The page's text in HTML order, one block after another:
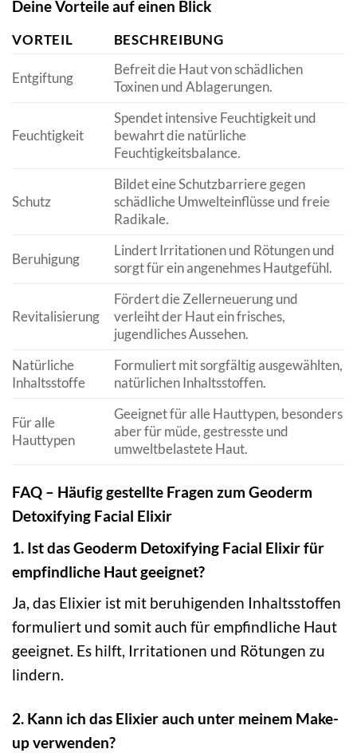
Deine Vorteile auf einen Blick
VORTEIL BESCHREIBUNG
Entgiftung
Befreit die Haut von schädlichen
Toxinen und Ablagerungen.
Feuchtigkeit
Spendet intensive Feuchtigkeit und
bewahrt die natürliche
Feuchtigkeitsbalance.
Schutz
Bildet eine Schutzbarriere gegen
schädliche Umwelteinflüsse und freie
Radikale.
Beruhigung
Lindert Irritationen und Rötungen und
sorgt für ein angenehmes Hautgefühl.
Revitalisierung
Fördert die Zellerneuerung und
verleiht der Haut ein frisches,
jugendliches Aussehen.
Natürliche
Inhaltsstoffe
Formuliert mit sorgfältig ausgewählten,
natürlichen Inhaltsstoffen.
Für alle
Hauttypen
Geeignet für alle Hauttypen, besonders
aber für müde, gestresste und
umweltbelastete Haut.
FAQ – Häufig gestellte Fragen zum Geoderm
Detoxifying Facial Elixir
1. Ist das Geoderm Detoxifying Facial Elixir für
empfindliche Haut geeignet?
Ja, das Elixier ist mit beruhigenden Inhaltsstoffen
formuliert und somit auch für empfindliche Haut
geeignet. Es hilft, Irritationen und Rötungen zu
lindern.
2. Kann ich das Elixier auch unter meinem Make-
up verwenden?